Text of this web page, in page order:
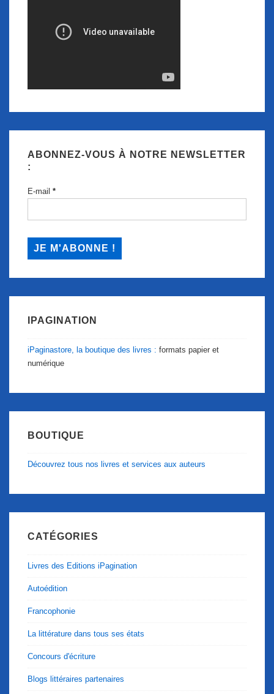
ABONNEZ-VOUS À NOTRE NEWSLETTER
:
E-mail *
IPAGINATION
iPaginastore, la boutique des livres : formats papier et
numérique
BOUTIQUE
Découvrez tous nos livres et services aux auteurs
CATÉGORIES
Livres des Editions iPagination
Autoédition
Francophonie
La littérature dans tous ses états
Concours d'écriture
Blogs littéraires partenaires